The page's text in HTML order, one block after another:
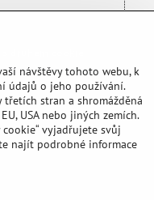
obsah?
druhem cookie:
návštěvy tohoto webu, k
údajů o jeho používání.
stran a shromážděná
USA nebo jiných zemích.
vyjadřujete svůj
najít podrobné informace